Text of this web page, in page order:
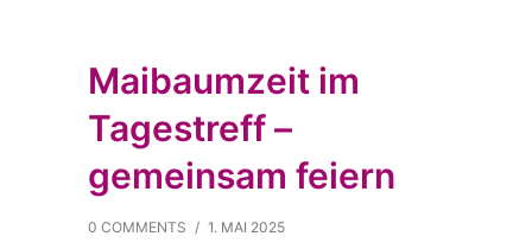
Maibaumzeit im
Tagestreff –
gemeinsam feiern
0 COMMENTS / 1. MAI 2025